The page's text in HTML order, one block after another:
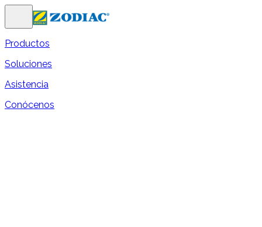
Productos
Soluciones
Asistencia
Conócenos